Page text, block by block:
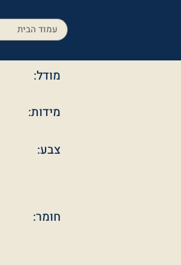
עמוד הבית
מודל:
מידות:
צבע:
חומר: